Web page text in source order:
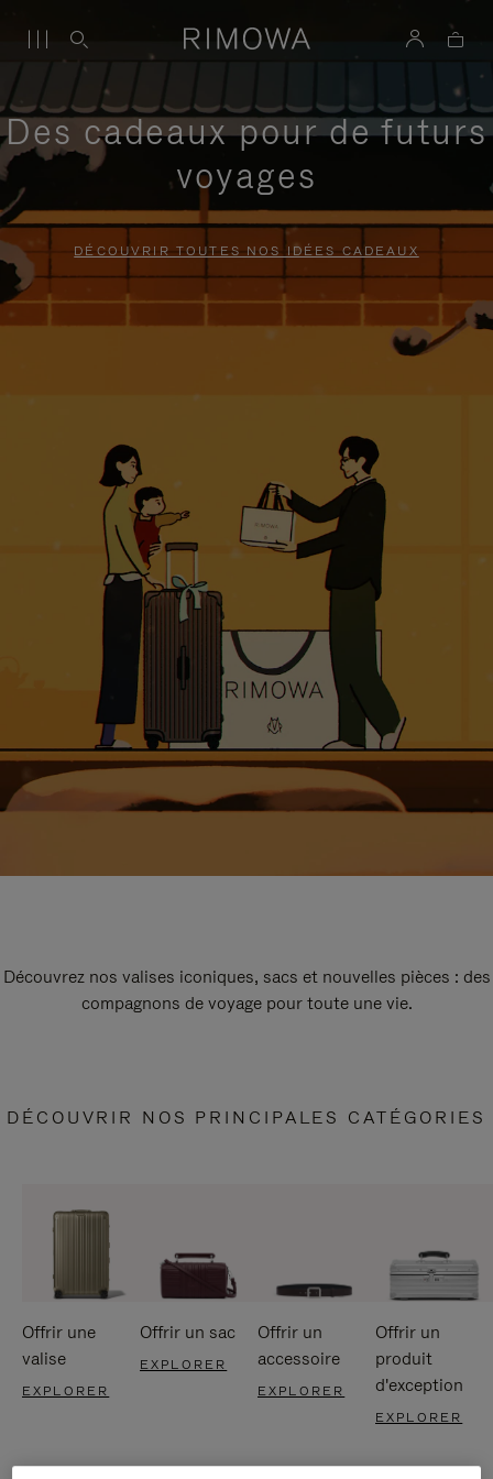
Des cadeaux pour de futurs
voyages
DÉCOUVRIR TOUTES NOS IDÉES CADEAUX
Découvrez nos valises iconiques, sacs et nouvelles pièces : des
compagnons de voyage pour toute une vie.
DÉCOUVRIR NOS PRINCIPALES CATÉGORIES
Offrir une
valise
EXPLORER
Offrir un sac
EXPLORER
Offrir un
accessoire
EXPLORER
Offrir un
produit
d'exception
EXPLORER